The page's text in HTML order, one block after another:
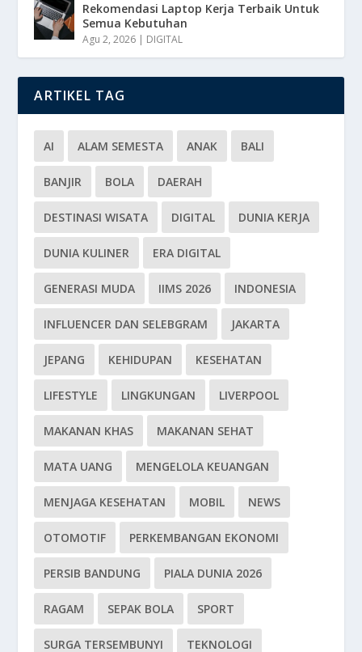
Rekomendasi Laptop Kerja Terbaik Untuk
Semua Kebutuhan
Agu 2, 2026 | DIGITAL
ARTIKEL TAG
AI ALAM SEMESTA ANAK BALI
BANJIR BOLA DAERAH
DESTINASI WISATA DIGITAL DUNIA KERJA
DUNIA KULINER ERA DIGITAL
GENERASI MUDA IIMS 2026 INDONESIA
INFLUENCER DAN SELEBGRAM JAKARTA
JEPANG KEHIDUPAN KESEHATAN
LIFESTYLE LINGKUNGAN LIVERPOOL
MAKANAN KHAS MAKANAN SEHAT
MATA UANG MENGELOLA KEUANGAN
MENJAGA KESEHATAN MOBIL NEWS
OTOMOTIF PERKEMBANGAN EKONOMI
PERSIB BANDUNG PIALA DUNIA 2026
RAGAM SEPAK BOLA SPORT
SURGA TERSEMBUNYI TEKNOLOGI